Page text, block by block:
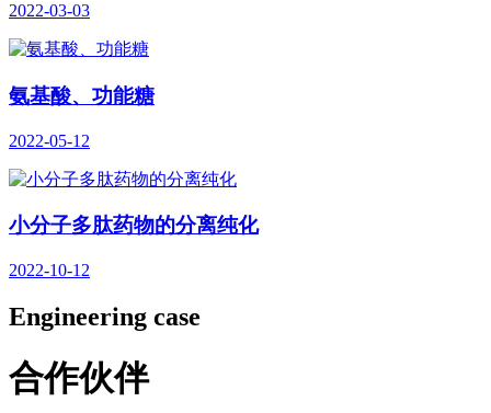
2022-03-03
氨基酸、功能糖
2022-05-12
小分子多肽药物的分离纯化
2022-10-12
Engineering case
合作伙伴